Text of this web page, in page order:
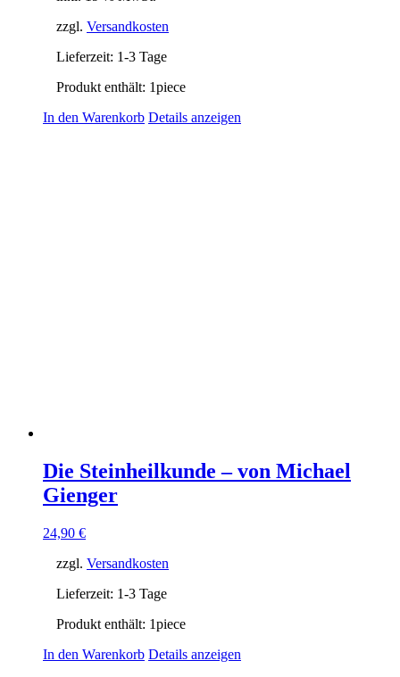
zzgl. Versandkosten
Lieferzeit: 1-3 Tage
Produkt enthält: 1piece
In den Warenkorb Details anzeigen
Die Steinheilkunde – von Michael
Gienger
24,90 €
zzgl. Versandkosten
Lieferzeit: 1-3 Tage
Produkt enthält: 1piece
In den Warenkorb Details anzeigen